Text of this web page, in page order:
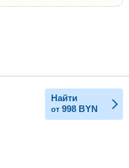
Найти
от 998 BYN